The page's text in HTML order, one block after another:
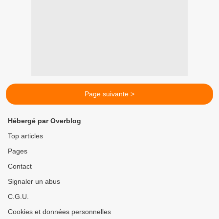
Page suivante >
Hébergé par Overblog
Top articles
Pages
Contact
Signaler un abus
C.G.U.
Cookies et données personnelles